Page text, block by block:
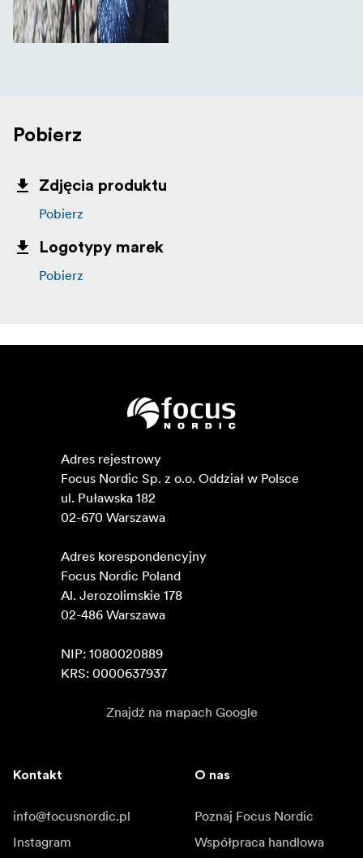
Pobierz
Zdjęcia produktu
Pobierz
Logotypy marek
Pobierz
Adres rejestrowy
Focus Nordic Sp. z o.o. Oddział w Polsce
ul. Puławska 182
02-670 Warszawa
Adres korespondencyjny
Focus Nordic Poland
Al. Jerozolimskie 178
02-486 Warszawa
NIP: 1080020889
KRS: 0000637937
Znajdź na mapach Google
Kontakt
info@focusnordic.pl
Instagram
O nas
Poznaj Focus Nordic
Współpraca handlowa